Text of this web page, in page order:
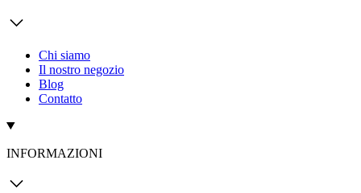
Chi siamo
Il nostro negozio
Blog
Contatto
INFORMAZIONI